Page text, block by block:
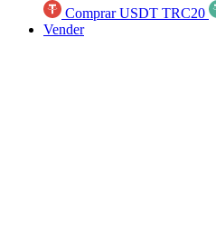
Comprar USDT TRC20
Vender